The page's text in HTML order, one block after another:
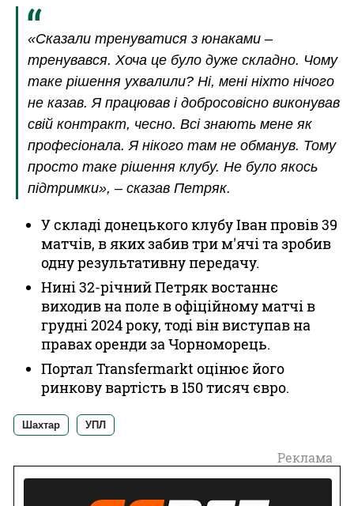
«Сказали тренуватися з юнаками –
тренувався. Хоча це було дуже складно. Чому
таке рішення ухвалили? Ні, мені ніхто нічого
не казав. Я працював і добросовісно виконував
свій контракт, чесно. Всі знають мене як
професіонала. Я нікого там не обманув. Тому
просто таке рішення клубу. Не було якось
підтримки», – сказав Петряк.
У складі донецького клубу Іван провів 39
матчів, в яких забив три м'ячі та зробив
одну результативну передачу.
Нині 32-річний Петряк востаннє
виходив на поле в офіційному матчі в
грудні 2024 року, тоді він виступав на
правах оренди за Чорноморець.
Портал Transfermarkt оцінює його
ринкову вартість в 150 тисяч євро.
Шахтар УПЛ
Реклама